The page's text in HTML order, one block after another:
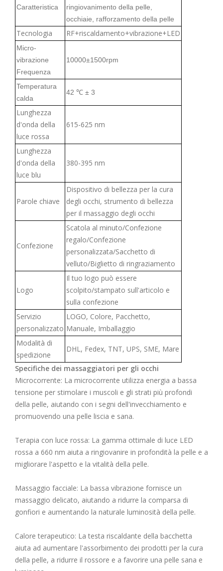
Caratteristica
ringiovanimento della pelle,
occhiaie, rafforzamento della pelle
Tecnologia RF+riscaldamento+vibrazione+LED
Micro-
vibrazione
Frequenza
10000±1500rpm
Temperatura
calda
42 ℃ ± 3
Lunghezza
d'onda della
luce rossa
615-625 nm
Lunghezza
d'onda della
luce blu
380-395 nm
Parole chiave
Dispositivo di bellezza per la cura
degli occhi, strumento di bellezza
per il massaggio degli occhi
Confezione
Scatola al minuto/Confezione
regalo/Confezione
personalizzata/Sacchetto di
velluto/Biglietto di ringraziamento
Logo
Il tuo logo può essere
scolpito/stampato sull'articolo e
sulla confezione
Servizio
personalizzato
LOGO, Colore, Pacchetto,
Manuale, Imballaggio
Modalità di
spedizione
DHL, Fedex, TNT, UPS, SME, Mare
Specifiche dei massaggiatori per gli occhi
Microcorrente: La microcorrente utilizza energia a bassa
tensione per stimolare i muscoli e gli strati più profondi
della pelle, aiutando con i segni dell'invecchiamento e
promuovendo una pelle liscia e sana.
Terapia con luce rossa: La gamma ottimale di luce LED
rossa a 660 nm aiuta a ringiovanire in profondità la pelle e a
migliorare l'aspetto e la vitalità della pelle.
Massaggio facciale: La bassa vibrazione fornisce un
massaggio delicato, aiutando a ridurre la comparsa di
gonfiori e aumentando la naturale luminosità della pelle.
Calore terapeutico: La testa riscaldante della bacchetta
aiuta ad aumentare l'assorbimento dei prodotti per la cura
della pelle, a ridurre il rossore e a favorire una pelle sana e